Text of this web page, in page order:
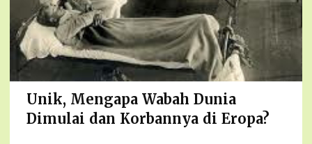
Unik, Mengapa Wabah Dunia
Dimulai dan Korbannya di Eropa?